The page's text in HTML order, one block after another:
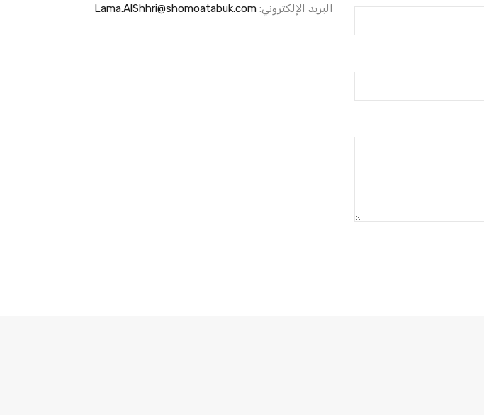
البريد الإلكتروني:Lama.AlShhri@shomoatabuk.com